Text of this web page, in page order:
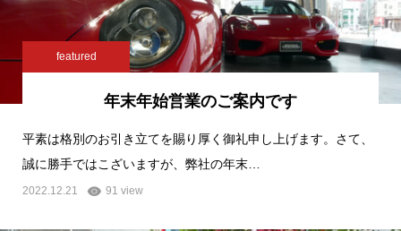
featured
年末年始営業のご案内です
平素は格別のお引き立てを賜り厚く御礼申し上げます。さて、
誠に勝手ではこざいますが、弊社の年末…
2022.12.21 91 view